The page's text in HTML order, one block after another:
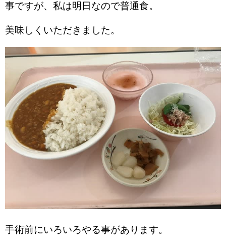
事ですが、私は明日なので普通食。
美味しくいただきました。
手術前にいろいろやる事があります。